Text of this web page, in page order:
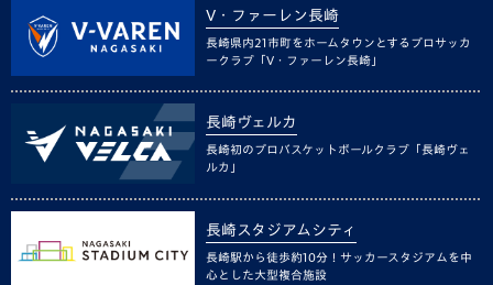
V・ファーレン長崎
長崎県内21市町をホームタウンとするプロサッカ
ークラブ「V・ファーレン長崎」
長崎ヴェルカ
長崎初のプロバスケットボールクラブ「長崎ヴェ
ルカ」
長崎スタジアムシティ
長崎駅から徒歩約10分！サッカースタジアムを中
心とした大型複合施設